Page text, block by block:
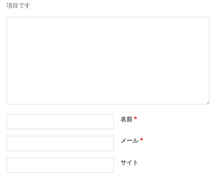
項目です
名前*
メール*
サイト